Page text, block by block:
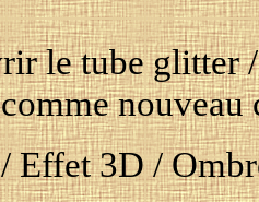
le tube glitter
comme nouveau
Effet 3D /